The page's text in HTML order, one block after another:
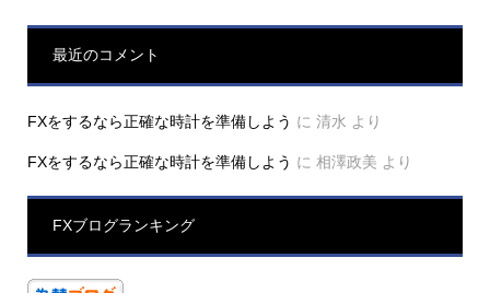
最近のコメント
FXをするなら正確な時計を準備しよう に 清水 より
FXをするなら正確な時計を準備しよう に 相澤政美 より
FXブログランキング